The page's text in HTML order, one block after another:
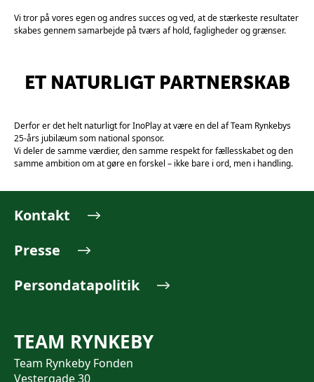
Vi tror på vores egen og andres succes og ved, at de stærkeste resultater
skabes gennem samarbejde på tværs af hold, fagligheder og grænser.
ET NATURLIGT PARTNERSKAB
Derfor er det helt naturligt for InoPlay at være en del af Team Rynkebys
25-års jubilæum som national sponsor.
Vi deler de samme værdier, den samme respekt for fællesskabet og den
samme ambition om at gøre en forskel – ikke bare i ord, men i handling.
Kontakt
Presse
Persondatapolitik
TEAM RYNKEBY
Team Rynkeby Fonden
Vestergade 30